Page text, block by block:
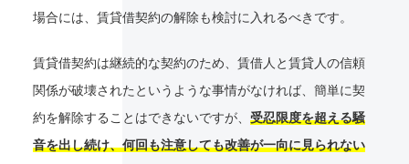
場合には、賃貸借契約の解除も検討に入れるべきです。
賃貸借契約は継続的な契約のため、賃借人と賃貸人の信頼
関係が破壊されたというような事情がなければ、簡単に契
約を解除することはできないですが、 受忍限度を超える騒
音を出し続け、何回も注意しても改善が一向に見られない